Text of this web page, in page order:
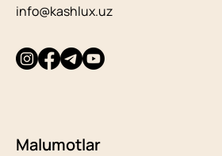
info@kashlux.uz
Malumotlar